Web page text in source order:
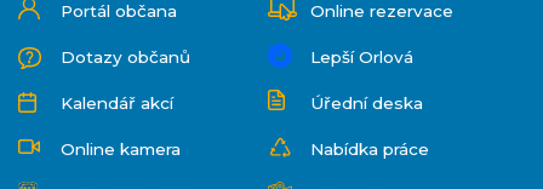
Portál občana Online rezervace
Dotazy občanů Lepší Orlová
Kalendář akcí Úřední deska
Online kamera Nabídka práce